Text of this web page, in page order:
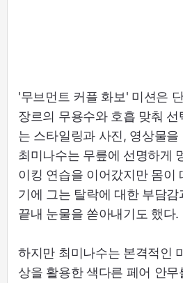
'무브먼트 커플 화보' 미션은
장르의 무용수와 호흡 맞춰
는 스타일링과 사진, 영상물
최미나수는 무릎에 선명하게
이킹 연습을 이어갔지만 몸이
기에 그는 탈락에 대한 부담
끝내 눈물을 쏟아내기도 했다.
하지만 최미나수는 본격적인
상을 활용한 색다른 페어 안